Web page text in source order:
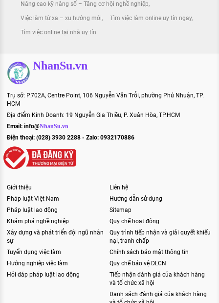
Nâng cao kỹ năng số – Tăng cơ hội nghề nghiệp
Việc làm từ xa – xu hướng mới Tìm việc làm online uy tín ngay
Tìm việc online tại nhà uy tín
NhanSu.vn
Trụ sở: P.702A, Centre Point, 106 Nguyễn Văn Trỗi, phường Phú Nhuận, TP.
HCM
Địa điểm Kinh Doanh: 19 Nguyễn Gia Thiều, P. Xuân Hòa, TP.HCM
Email: info@NhanSu.vn
Điện thoại: (028) 3930 2288 - Zalo: 0932170886
Giới thiệu
Pháp luật Việt Nam
Pháp luật lao động
Khám phá nghề nghiệp
Xây dựng và phát triển đội ngũ nhân
sự
Tuyển dụng việc làm
Hướng nghiệp việc làm
Hỏi đáp pháp luật lao động
Liên hệ
Hướng dẫn sử dụng
Sitemap
Quy chế hoạt động
Quy trình tiếp nhận và giải quyết khiếu
nại, tranh chấp
Chính sách bảo mật thông tin
Quy chế bảo vệ DLCN
Tiếp nhận đánh giá của khách hàng
và tổ chức xã hội
Danh sách đánh giá của khách hàng